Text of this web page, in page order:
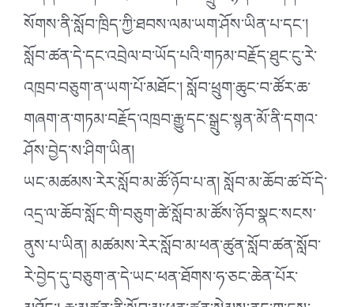
སོགས་ནི་སློབ་ཁྲིད་ཀྱི་ཐབས་ལམ་ཡག་ཤོས་ཡིན་པ་དང་།
སློབ་ཚན་དེ་དང་འབྲེལ་བ་ཡོད་པའི་གཏམ་བརྗོད་ཐུང་ངུ་རེ་
འཁྲབ་བཅུག་ན་ཡག་པོ་མཐོང་། སློབ་ཕྲུག་ཆུང་བ་ཚོར་ཆ་
གཞག་ན་གཏམ་བརྗོད་འཁྲབ་རྒྱུ་དང་སྒྲུང་སྙན་མོ་ནི་དགའ་
ཤོས་བྱེད་ས་ཤིག་ཡིན།
ཡང་མཚམས་རེར་སློབ་མ་ཚོ་ཉོབ་པ་ན། སློབ་མ་ཆོབ་ཚ་བོ་དེ་
འདྲ་ལ་ཆོབ་སློང་གི་བཅུག་ཚེ་སློབ་མ་ཚོས་ཉོབ་སྣང་སངས་
ནུས་པ་ཡིན། མཚམས་རེར་སློབ་མ་ཕན་ཚུན་སློབ་ཚན་སློབ་
རེ་བྱེད་དུ་བཅུག་ན་དེ་ཡང་ཕན་ཐོགས་ཧ་ཅང་ཆེན་པོར་